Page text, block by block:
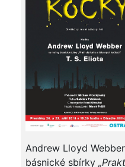
Andrew Lloyd
básnické sbírky